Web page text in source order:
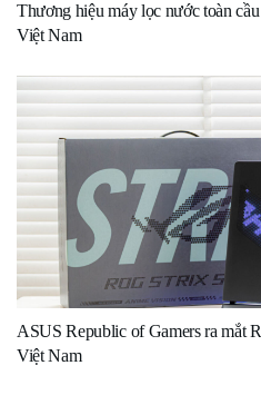
Thương hiệu máy lọc nước toàn
Việt Nam
ASUS Republic of Gamers ra mắt
Việt Nam